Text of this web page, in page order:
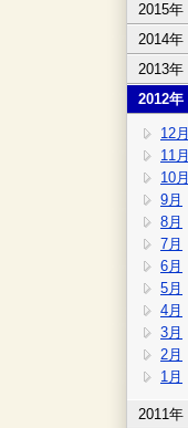
2015年
2014年
2013年
2012年
12月
11月
10月
9月
8月
7月
6月
5月
4月
3月
2月
1月
2011年